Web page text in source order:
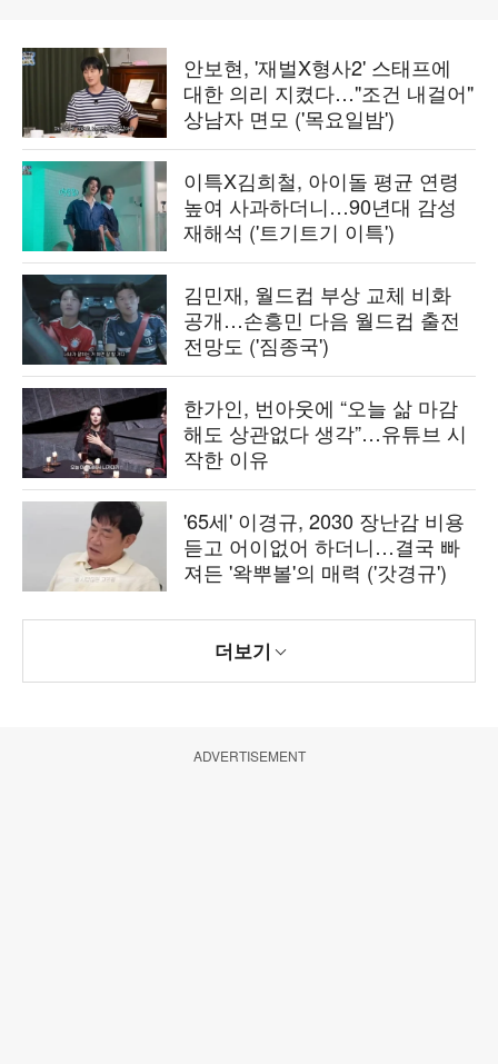
안보현, '재벌X형사2' 스태프에
대한 의리 지켰다…"조건 내걸어"
상남자 면모 ('목요일밤')
이특X김희철, 아이돌 평균 연령
높여 사과하더니…90년대 감성
재해석 ('트기트기 이특')
김민재, 월드컵 부상 교체 비화
공개…손흥민 다음 월드컵 출전
전망도 ('짐종국')
한가인, 번아웃에 “오늘 삶 마감
해도 상관없다 생각”…유튜브 시
작한 이유
'65세' 이경규, 2030 장난감 비용
듣고 어이없어 하더니…결국 빠
져든 '왁뿌볼'의 매력 ('갓경규')
더보기
ADVERTISEMENT